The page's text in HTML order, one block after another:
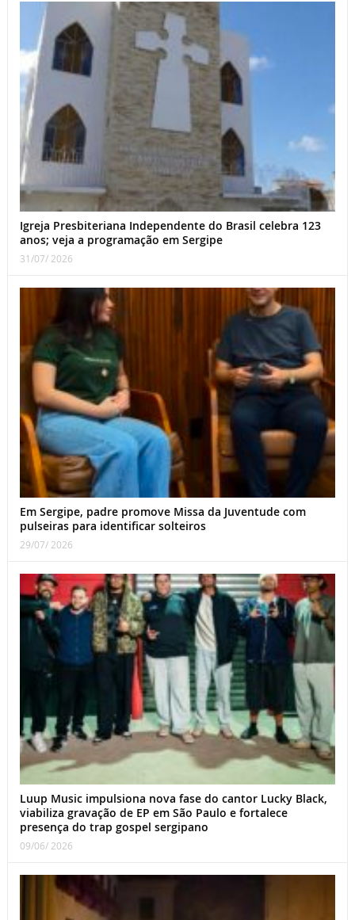
Igreja Presbiteriana Independente do Brasil celebra 123
anos; veja a programação em Sergipe
31/07/ 2026
Em Sergipe, padre promove Missa da Juventude com
pulseiras para identificar solteiros
29/07/ 2026
Luup Music impulsiona nova fase do cantor Lucky Black,
viabiliza gravação de EP em São Paulo e fortalece
presença do trap gospel sergipano
09/06/ 2026